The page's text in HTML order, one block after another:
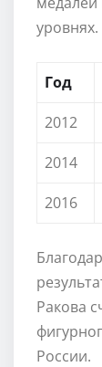
уровнях.
Год
2012
2014
2016
Ракова
России.